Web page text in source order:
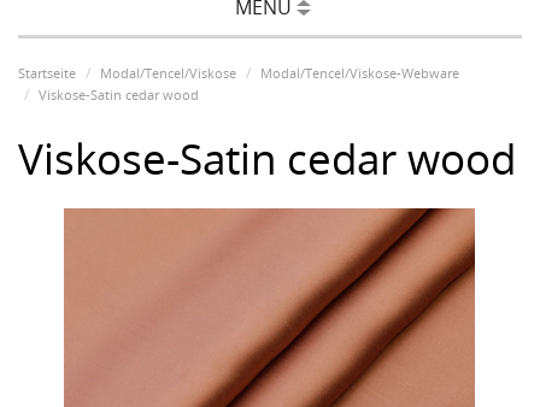
MENU
Startseite Modal/Tencel/Viskose
Modal/Tencel/Viskose-Webware
Viskose-Satin cedar wood
Viskose-Satin cedar wood